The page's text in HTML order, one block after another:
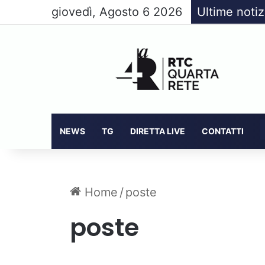
giovedì, Agosto 6 2026 Ultime
NEWS TG DIRETTA LIVE CONTATTI
Home /poste
poste